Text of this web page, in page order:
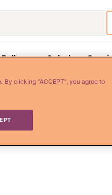
Salud
By clicking “ACCEPT”, you agree to